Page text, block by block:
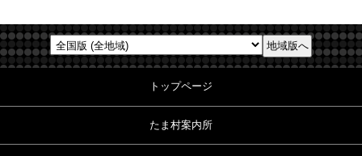
トップページ
たま村案内所